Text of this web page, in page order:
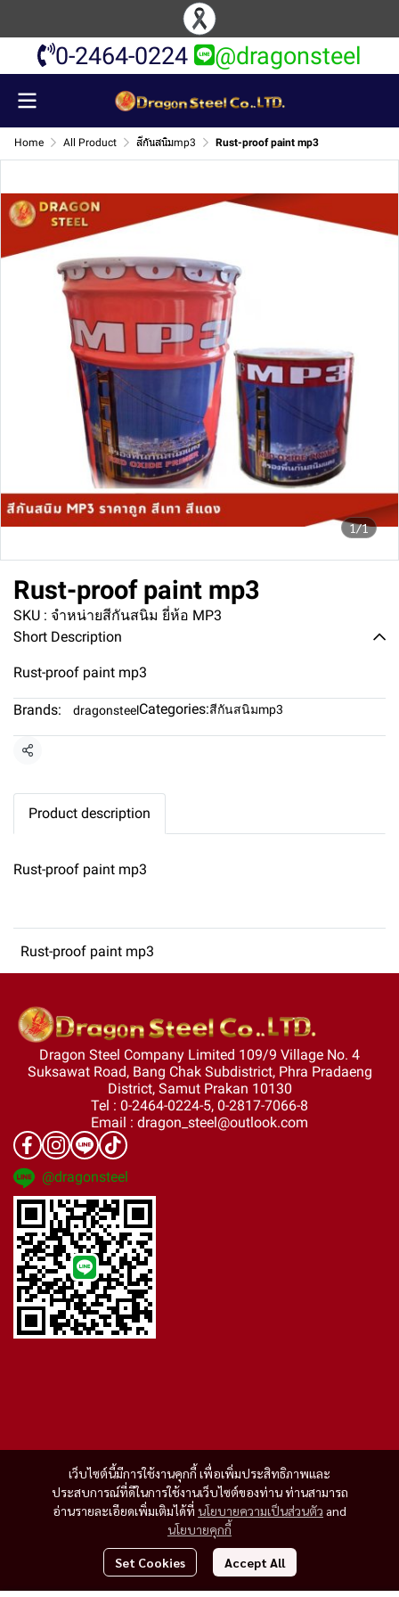
0-2464-0224 @dragonsteel
Home All Product สีกันสนิมmp3 Rust-proof paint mp3
1/1
Rust-proof paint mp3
SKU : จำหน่ายสีกันสนิม ยี่ห้อ MP3
Short Description
Rust-proof paint mp3
Brands: dragonsteelCategories:สีกันสนิมmp3
Share
Product description
Rust-proof paint mp3
Rust-proof paint mp3
เว็บไซต์นี้มีการใช้งานคุกกี้ เพื่อเพิ่มประสิทธิภาพและ
ประสบการณ์ที่ดีในการใช้งานเว็บไซต์ของท่าน ท่านสามารถ
อ่านรายละเอียดเพิ่มเติมได้ที่ นโยบายความเป็นส่วนตัว and
นโยบายคุกกี้
Set Cookies Accept All
Dragon Steel Company Limited 109/9 Village No. 4
Suksawat Road, Bang Chak Subdistrict, Phra Pradaeng
District, Samut Prakan 10130
Tel : 0-2464-0224-5, 0-2817-7066-8
Email : dragon_steel@outlook.com
@dragonsteel